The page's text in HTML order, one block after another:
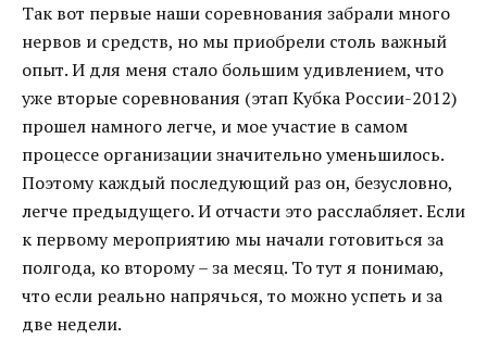
Так вот первые наши соревнования забрали много
нервов и средств, но мы приобрели столь важный
опыт. И для меня стало большим удивлением, что
уже вторые соревнования (этап Кубка России-2012)
прошел намного легче, и мое участие в самом
процессе организации значительно уменьшилось.
Поэтому каждый последующий раз он, безусловно,
легче предыдущего. И отчасти это расслабляет. Если
к первому мероприятию мы начали готовиться за
полгода, ко второму – за месяц. То тут я понимаю,
что если реально напрячься, то можно успеть и за
две недели.